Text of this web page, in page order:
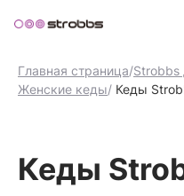
баллов при
Главная страница/
Женские кеды/ Кеды
Кеды